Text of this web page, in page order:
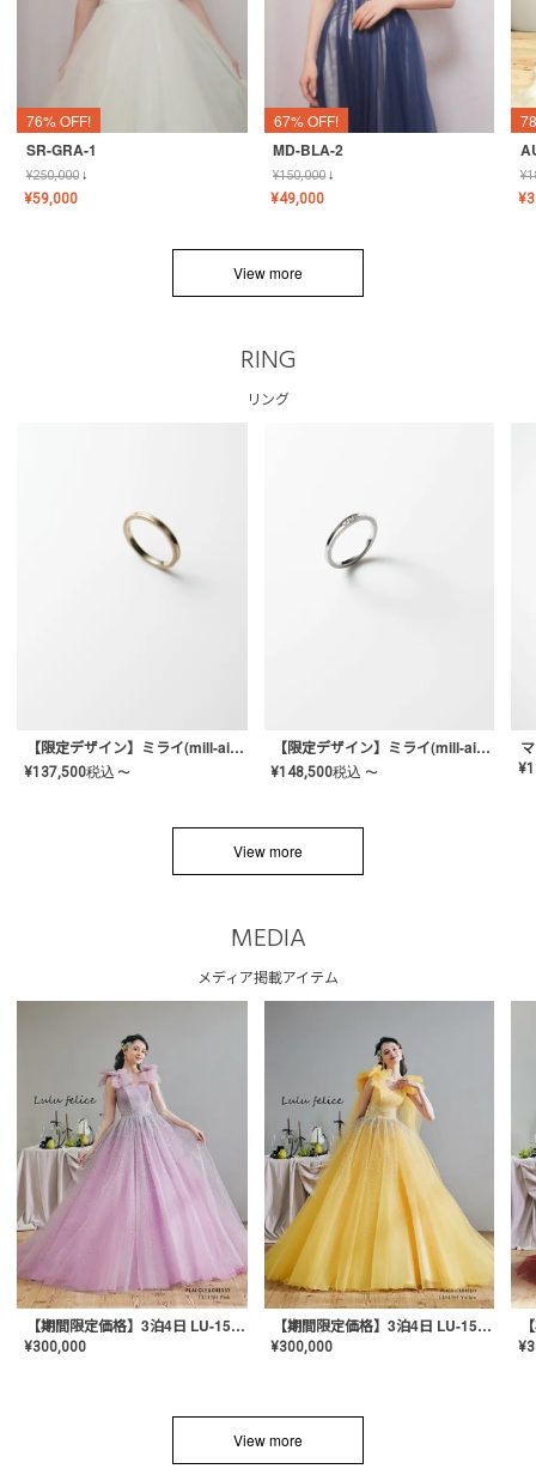
76% OFF!
SR-GRA-1
¥250,000↓
¥59,000
67% OFF!
MD-BLA-2
¥150,000↓
¥49,000
¥
¥
View more
RING
リング
【限定デザイン】ミライ(mill-ai)リング
¥137,500税込 〜
【限定デザイン】ミライ(mill-ai)リング
¥148,500税込 〜 ¥
View more
MEDIA
メディア掲載アイテム
【期間限定価格】3泊4日 LU-1501(Pink)
¥300,000
【期間限定価格】3泊4日 LU-1501(Yellow)
¥300,000 ¥
View more